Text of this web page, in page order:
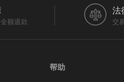
额退款
法
交
帮助